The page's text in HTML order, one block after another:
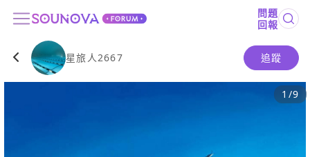
問題
回報
1 /9
星旅人2667 追蹤